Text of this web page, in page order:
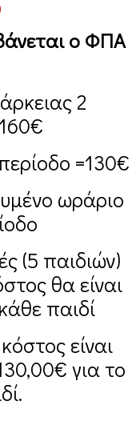
ο ΦΠΑ
2
160€
=130€
ωράριο
(5 παιδιών)
θα είναι
παιδί
είναι
για το